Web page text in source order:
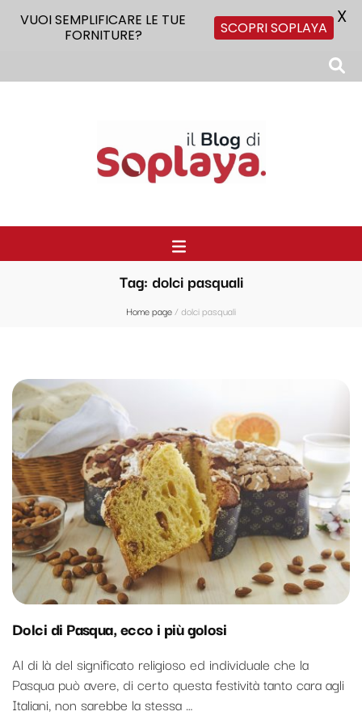
Tag: dolci pasquali
Home page/dolci pasquali
Dolci di Pasqua, ecco i più golosi
Al di là del significato religioso ed individuale che la
Pasqua può avere, di certo questa festività tanto cara agli
Italiani, non sarebbe la stessa …
VUOI SEMPLIFICARE LE TUE
FORNITURE?
SCOPRI SOPLAYA X